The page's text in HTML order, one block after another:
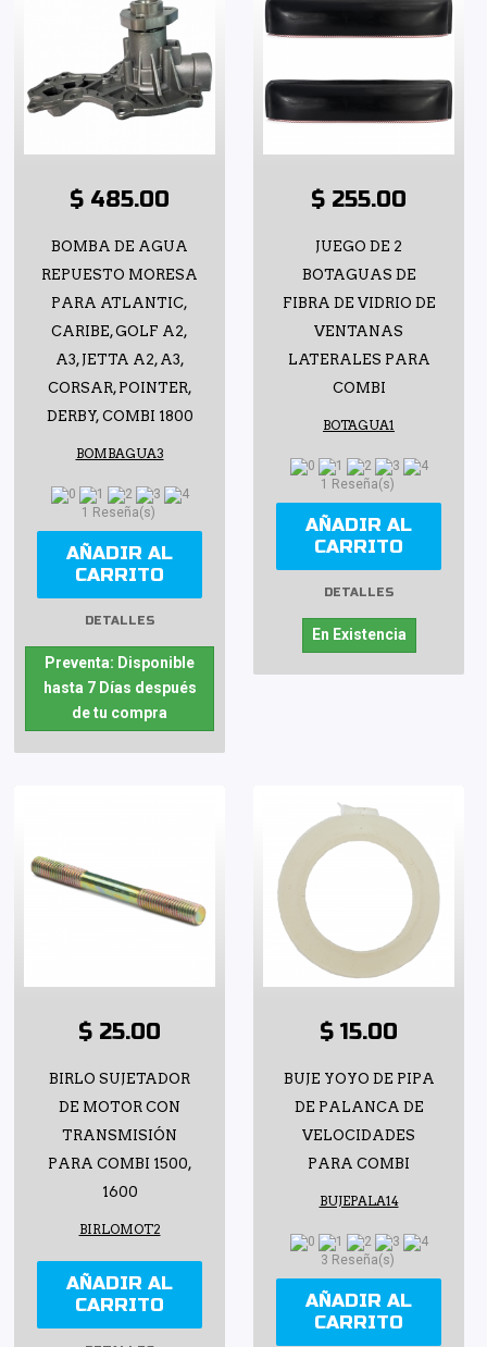
$ 485.00
BOMBA DE AGUA
REPUESTO MORESA
PARA ATLANTIC,
CARIBE, GOLF A2,
A3, JETTA A2, A3,
CORSAR, POINTER,
DERBY, COMBI 1800
BOMBAGUA3
1 Reseña(s)
AÑADIR AL
CARRITO
DETALLES
Preventa: Disponible
hasta 7 Días después
de tu compra
$ 255.00
JUEGO DE 2
BOTAGUAS DE
FIBRA DE VIDRIO DE
VENTANAS
LATERALES PARA
COMBI
BOTAGUA1
1 Reseña(s)
AÑADIR AL
CARRITO
DETALLES
En Existencia
$ 25.00
BIRLO SUJETADOR
DE MOTOR CON
TRANSMISIÓN
PARA COMBI 1500,
1600
BIRLOMOT2
AÑADIR AL
CARRITO
$ 15.00
BUJE YOYO DE PIPA
DE PALANCA DE
VELOCIDADES
PARA COMBI
BUJEPALA14
3 Reseña(s)
AÑADIR AL
CARRITO